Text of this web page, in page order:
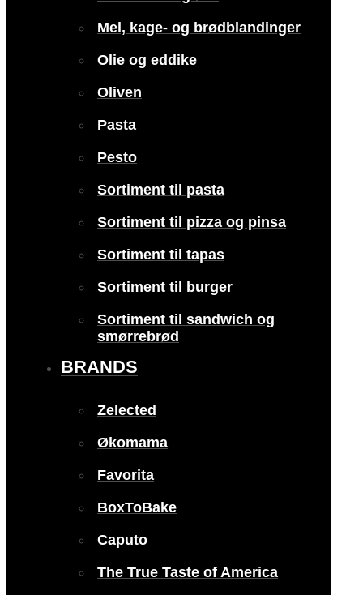
Mel, kage- og brødblandinger
Olie og eddike
Oliven
Pasta
Pesto
Sortiment til pasta
Sortiment til pizza og pinsa
Sortiment til tapas
Sortiment til burger
Sortiment til sandwich og
smørrebrød
BRANDS
Zelected
Økomama
Favorita
BoxToBake
Caputo
The True Taste of America